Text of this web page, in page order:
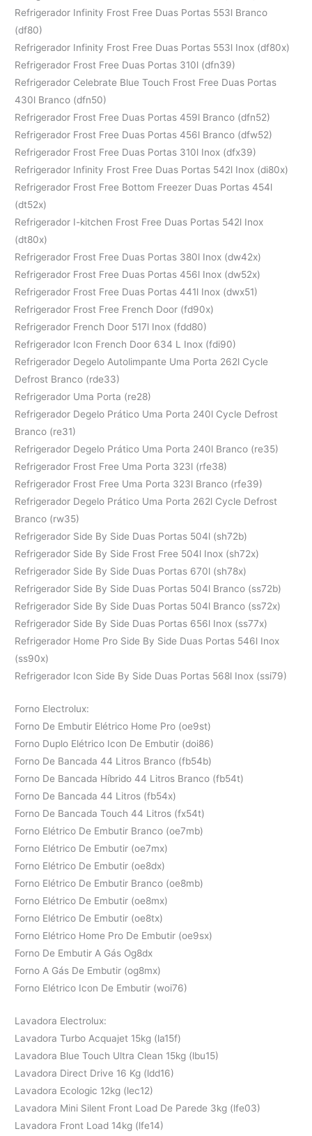
Refrigerador Infinity Frost Free Duas Portas 553l Branco
(df80)
Refrigerador Infinity Frost Free Duas Portas 553l Inox (df80x)
Refrigerador Frost Free Duas Portas 310l (dfn39)
Refrigerador Celebrate Blue Touch Frost Free Duas Portas
430l Branco (dfn50)
Refrigerador Frost Free Duas Portas 459l Branco (dfn52)
Refrigerador Frost Free Duas Portas 456l Branco (dfw52)
Refrigerador Frost Free Duas Portas 310l Inox (dfx39)
Refrigerador Infinity Frost Free Duas Portas 542l Inox (di80x)
Refrigerador Frost Free Bottom Freezer Duas Portas 454l
(dt52x)
Refrigerador I-kitchen Frost Free Duas Portas 542l Inox
(dt80x)
Refrigerador Frost Free Duas Portas 380l Inox (dw42x)
Refrigerador Frost Free Duas Portas 456l Inox (dw52x)
Refrigerador Frost Free Duas Portas 441l Inox (dwx51)
Refrigerador Frost Free French Door (fd90x)
Refrigerador French Door 517l Inox (fdd80)
Refrigerador Icon French Door 634 L Inox (fdi90)
Refrigerador Degelo Autolimpante Uma Porta 262l Cycle
Defrost Branco (rde33)
Refrigerador Uma Porta (re28)
Refrigerador Degelo Prático Uma Porta 240l Cycle Defrost
Branco (re31)
Refrigerador Degelo Prático Uma Porta 240l Branco (re35)
Refrigerador Frost Free Uma Porta 323l (rfe38)
Refrigerador Frost Free Uma Porta 323l Branco (rfe39)
Refrigerador Degelo Prático Uma Porta 262l Cycle Defrost
Branco (rw35)
Refrigerador Side By Side Duas Portas 504l (sh72b)
Refrigerador Side By Side Frost Free 504l Inox (sh72x)
Refrigerador Side By Side Duas Portas 670l (sh78x)
Refrigerador Side By Side Duas Portas 504l Branco (ss72b)
Refrigerador Side By Side Duas Portas 504l Branco (ss72x)
Refrigerador Side By Side Duas Portas 656l Inox (ss77x)
Refrigerador Home Pro Side By Side Duas Portas 546l Inox
(ss90x)
Refrigerador Icon Side By Side Duas Portas 568l Inox (ssi79)
Forno Electrolux:
Forno De Embutir Elétrico Home Pro (oe9st)
Forno Duplo Elétrico Icon De Embutir (doi86)
Forno De Bancada 44 Litros Branco (fb54b)
Forno De Bancada Híbrido 44 Litros Branco (fb54t)
Forno De Bancada 44 Litros (fb54x)
Forno De Bancada Touch 44 Litros (fx54t)
Forno Elétrico De Embutir Branco (oe7mb)
Forno Elétrico De Embutir (oe7mx)
Forno Elétrico De Embutir (oe8dx)
Forno Elétrico De Embutir Branco (oe8mb)
Forno Elétrico De Embutir (oe8mx)
Forno Elétrico De Embutir (oe8tx)
Forno Elétrico Home Pro De Embutir (oe9sx)
Forno De Embutir A Gás Og8dx
Forno A Gás De Embutir (og8mx)
Forno Elétrico Icon De Embutir (woi76)
Lavadora Electrolux:
Lavadora Turbo Acquajet 15kg (la15f)
Lavadora Blue Touch Ultra Clean 15kg (lbu15)
Lavadora Direct Drive 16 Kg (ldd16)
Lavadora Ecologic 12kg (lec12)
Lavadora Mini Silent Front Load De Parede 3kg (lfe03)
Lavadora Front Load 14kg (lfe14)